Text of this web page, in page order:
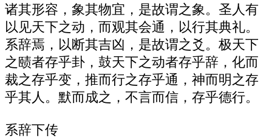
诸其形容，象其物宜，是故谓之象。圣人有
以见天下之动，而观其会通，以行其典礼。
系辞焉，以断其吉凶，是故谓之爻。极天下
之赜者存乎卦，鼓天下之动者存乎辞，化而
裁之存乎变，推而行之存乎通，神而明之存
乎其人。默而成之，不言而信，存乎德行。
系辞下传